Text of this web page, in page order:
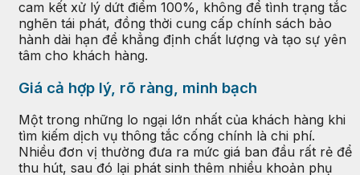
cam kết xử lý dứt điểm 100%, không để tình trạng tắc
nghẽn tái phát, đồng thời cung cấp chính sách bảo
hành dài hạn để khẳng định chất lượng và tạo sự yên
tâm cho khách hàng.
Giá cả hợp lý, rõ ràng, minh bạch
Một trong những lo ngại lớn nhất của khách hàng khi
tìm kiếm dịch vụ thông tắc cống chính là chi phí.
Nhiều đơn vị thường đưa ra mức giá ban đầu rất rẻ để
thu hút, sau đó lại phát sinh thêm nhiều khoản phụ